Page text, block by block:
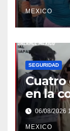
MEXICO
SEGURIDAD
Cuatro
en la
Vegas
06/08/2026
MEXICO